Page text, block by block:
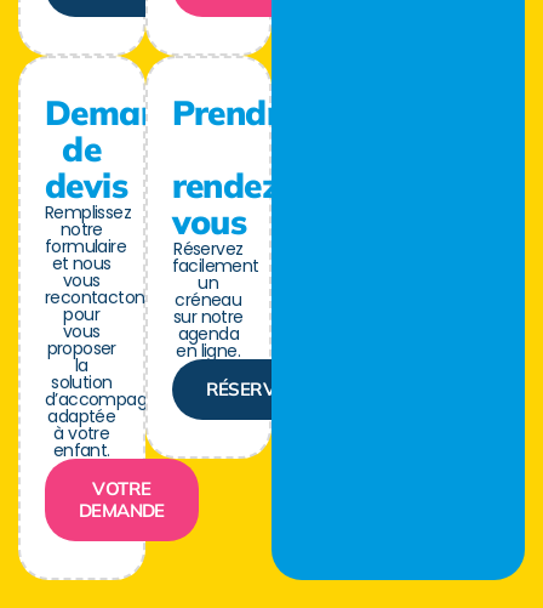
Demande
de
devis
Remplissez
notre
formulaire
et nous
vous
recontactons
pour
vous
proposer
la
solution
d’accompagnement
adaptée
à votre
enfant.
VOTRE
DEMANDE
Prendre
rendez-
vous
Réservez
facilement
un
créneau
sur notre
agenda
en ligne.
RÉSERVER